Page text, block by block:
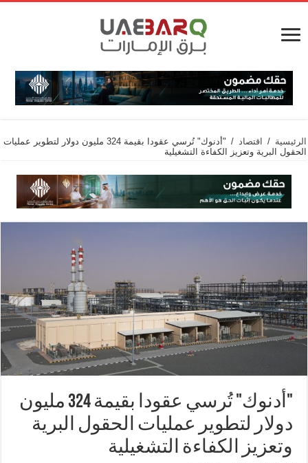
الرئيسية / اقتصاد /
"أدنوك" تُرسي عقودا بقيمة 324 مليون دولار لتطوير عمليات
الحقول البرية وتعزيز الكفاءة التشغيلية
"أدنوك" تُرسي عقودا بقيمة 324 مليون
دولار لتطوير عمليات الحقول البرية
وتعزيز الكفاءة التشغيلية